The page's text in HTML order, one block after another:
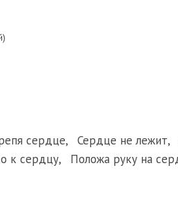
сердце, Сердце не лежит,
к сердцу, Положа руку на